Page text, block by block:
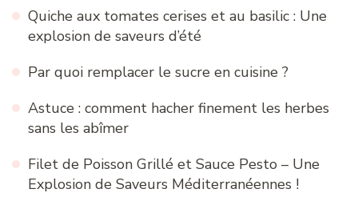
Quiche aux tomates cerises et au basilic : Une
explosion de saveurs d’été
Par quoi remplacer le sucre en cuisine ?
Astuce : comment hacher finement les herbes
sans les abîmer
Filet de Poisson Grillé et Sauce Pesto – Une
Explosion de Saveurs Méditerranéennes !